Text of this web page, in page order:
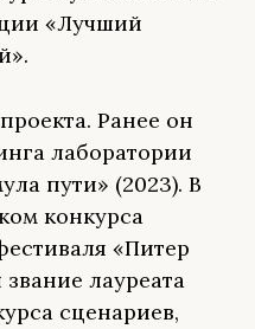
«Лучший
Ранее он
лаборатории
пути» (2023). В
конкурса
«Питер
лауреата
сценариев,